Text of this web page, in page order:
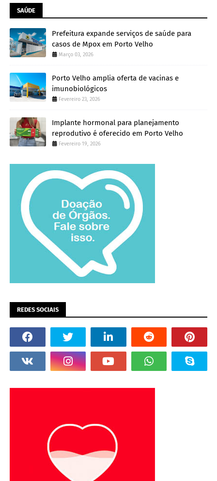
SAÚDE
Prefeitura expande serviços de saúde para
casos de Mpox em Porto Velho
Março 03, 2026
Porto Velho amplia oferta de vacinas e
imunobiológicos
Fevereiro 23, 2026
Implante hormonal para planejamento
reprodutivo é oferecido em Porto Velho
Fevereiro 19, 2026
REDES SOCIAIS